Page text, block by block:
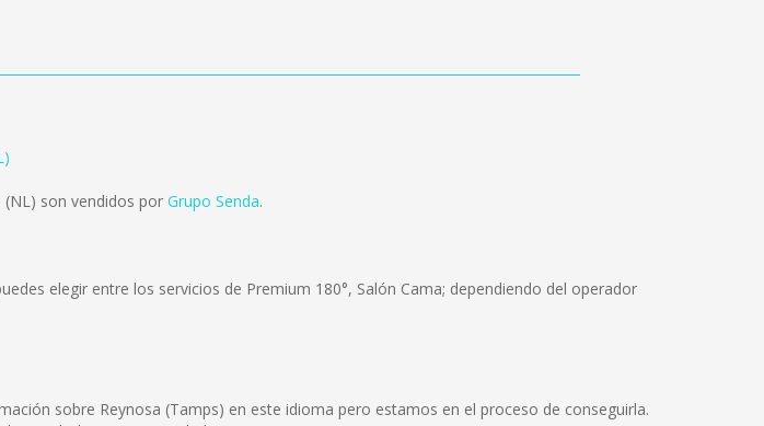
(NL) son vendidos por Grupo Senda.
elegir entre los servicios de Premium 180°, Salón Cama; dependiendo del operador
sobre Reynosa (Tamps) en este idioma pero estamos en el proceso de conseguirla.